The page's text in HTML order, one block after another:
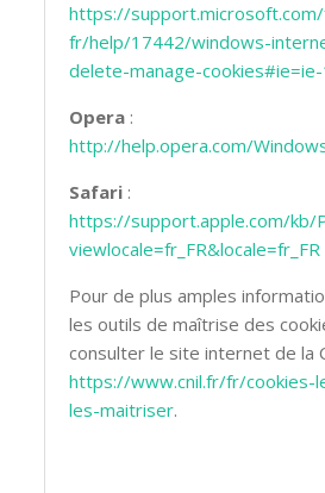
https://
fr/help/17442/windows-
delete-manage-cookies#ie=ie-
Opera :
http://help.opera.com/
Safari :
https://support.apple.com/kb/
viewlocale=fr_FR&locale=fr_FR
Pour de plus amples
les outils de maîtrise des
consulter le site internet de la
https://www.cnil.fr/fr/cookies-
les-maitriser.